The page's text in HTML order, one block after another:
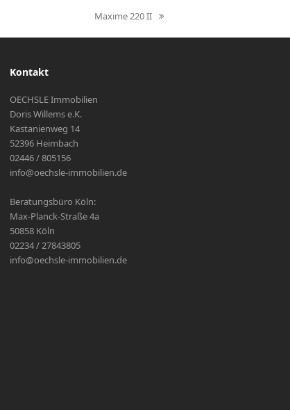
Nächster
Beitrag:
Maxime 220 II
Kontakt
OECHSLE Immobilien
Doris Willems e.K.
Kastanienweg 14
52396 Heimbach
02446 / 805156
info@oechsle-immobilien.de
Beratungsbüro Köln:
Max-Planck-Straße 4a
50858 Köln
02234 / 27843805
info@oechsle-immobilien.de